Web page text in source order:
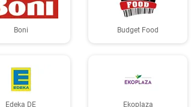
Boni Budget Food
Edeka DE Ekoplaza